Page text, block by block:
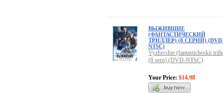
ВЫЖИВШИЕ
(ФАНТАСТИЧЕСКИЙ
ТРИЛЛЕР) (8 СЕРИЙ)
NTSC)
Vyzhivshie (fantasticheskii
(8 serii) (DVD-NTSC)
Your Price: $14.98